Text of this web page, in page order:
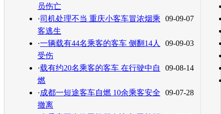
员伤亡
09-09-07
·司机处理不当 重庆小客车冒浓烟乘
客逃生
09-09-03
·一辆载有44名乘客的客车 侧翻14人
受伤
09-08-14
·载有约20名乘客的客车 在行驶中自
燃
09-07-28
·成都一短途客车自燃 10余乘客安全
撤离